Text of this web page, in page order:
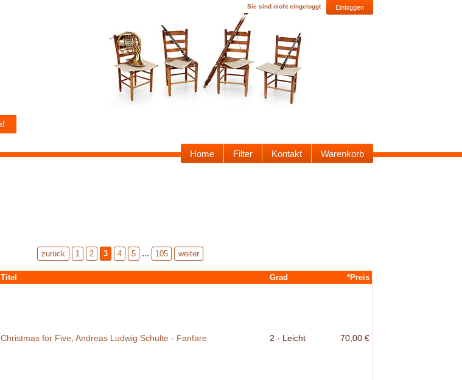
Sie sind nicht eingeloggt Einloggen
Home Filter Kontakt Warenkorb
zurück 1 2 3 4 5 ... 105 weiter
Titel Grad *Preis
Christmas for Five, Andreas Ludwig Schulte - Fanfare 2 - Leicht 70,00 €